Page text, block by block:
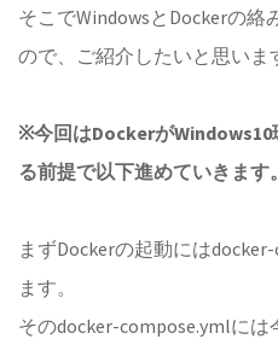
そこでWindowsとDockerの
ので、ご紹介したいと思いま
※今回はDockerが
る前提で以下進めていきます。
まずDockerの起動には
ます。
そのdocker-compose.ymlに